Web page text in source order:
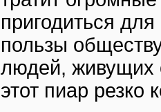
пригодиться
пользы
людей, живущих
этот пиар резко